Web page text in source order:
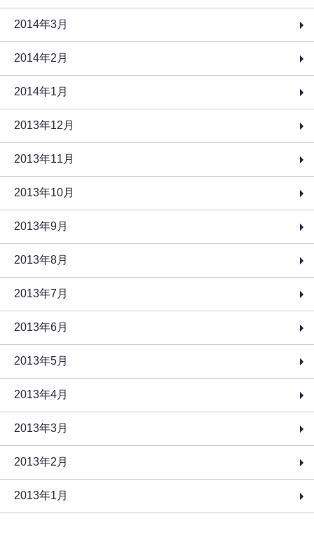
2014年3月
2014年2月
2014年1月
2013年12月
2013年11月
2013年10月
2013年9月
2013年8月
2013年7月
2013年6月
2013年5月
2013年4月
2013年3月
2013年2月
2013年1月